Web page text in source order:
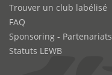
Trouver un club labélisé
FAQ
Sponsoring - Partenariats
Statuts LEWB